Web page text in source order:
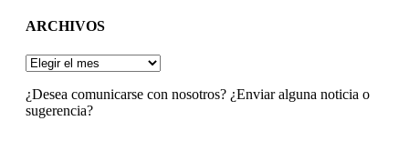
ARCHIVOS
ARCHIVOS
¿Desea comunicarse con nosotros? ¿Enviar alguna noticia o
sugerencia?